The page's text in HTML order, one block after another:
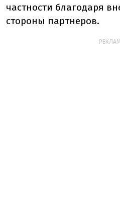
частности благодаря
стороны партнеров.